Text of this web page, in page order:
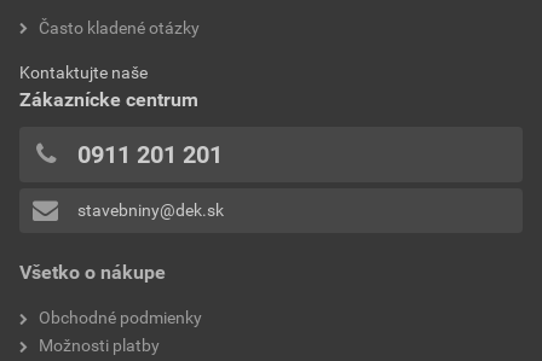
spotreba
hmotnosť 1ks
povrchová úprava
model
hodnotilo 0 užívateľov
Pridávať hodnotenie môže iba prihlásený užívateľ.
Všetko o nákupe
Obchodné podmienky
Možnosti platby
Často kladené otázky
Kontaktujte naše
Zákaznícke centrum
0911 201 201
stavebniny@dek.sk